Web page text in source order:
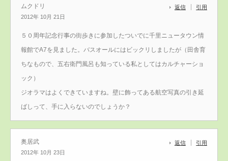
ムクドリ
2012年 10月 21日
返信 引用
５０周年記念行事の街歩きに参加したついでに千里ニュータウン情
報館でA7を見ました。バスオールにはビックリしましたが（田舎育
ちなもので、五右衛門風呂も知っている私としてはカルチャーショ
ック）
ジオラマはよくできていますね。壁に飾ってある航空写真の引き延
ばしって、手に入らないのでしょうか？
奥居武
2012年 10月 23日
返信 引用